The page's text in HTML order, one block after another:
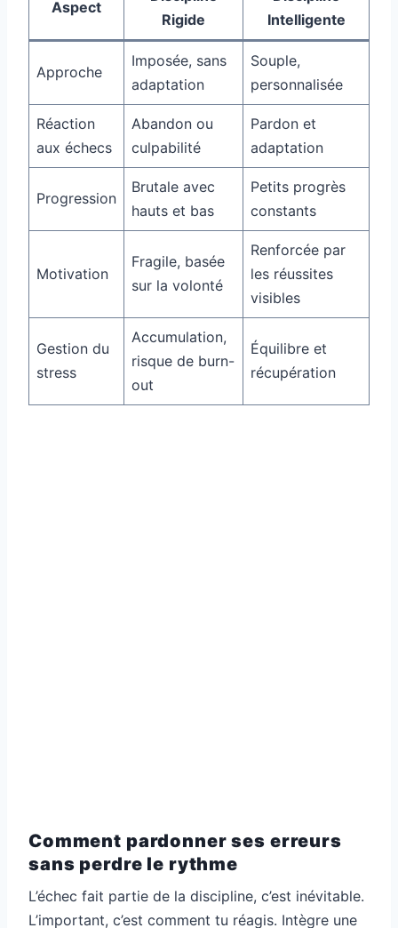
Aspect
Rigide
Intelligente
Approche
Imposée, sans
adaptation
Souple,
personnalisée
Réaction
aux échecs
Abandon ou
culpabilité
Pardon et
adaptation
Progression
Brutale avec
hauts et bas
Petits progrès
constants
Motivation
Fragile, basée
sur la volonté
Renforcée par
les réussites
visibles
Gestion du
stress
Accumulation,
risque de burn-
out
Équilibre et
récupération
Comment pardonner ses erreurs
sans perdre le rythme
L’échec fait partie de la discipline, c’est inévitable.
L’important, c’est comment tu réagis. Intègre une